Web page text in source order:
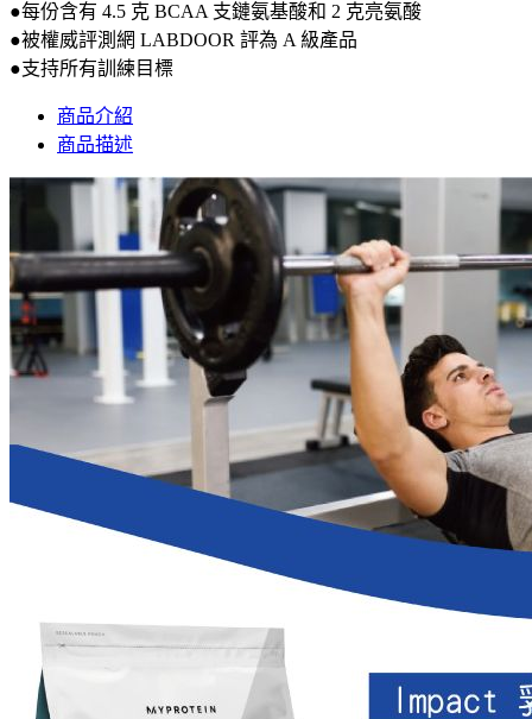
●每份含有 4.5 克 BCAA 支鏈氨基酸和 2 克亮氨酸
●被權威評測網 LABDOOR 評為 A 級產品
●支持所有訓練目標
商品介紹
商品描述